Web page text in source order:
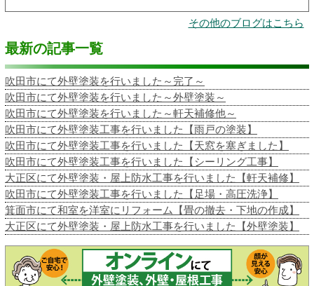
その他のブログはこちら
最新の記事一覧
吹田市にて外壁塗装を行いました～完了～
吹田市にて外壁塗装を行いました～外壁塗装～
吹田市にて外壁塗装を行いました～軒天補修他～
吹田市にて外壁塗装工事を行いました【雨戸の塗装】
吹田市にて外壁塗装工事を行いました【天窓を塞ぎました】
吹田市にて外壁塗装工事を行いました【シーリング工事】
大正区にて外壁塗装・屋上防水工事を行いました【軒天補修】
吹田市にて外壁塗装工事を行いました【足場・高圧洗浄】
箕面市にて和室を洋室にリフォーム【畳の撤去・下地の作成】
大正区にて外壁塗装・屋上防水工事を行いました【外壁塗装】